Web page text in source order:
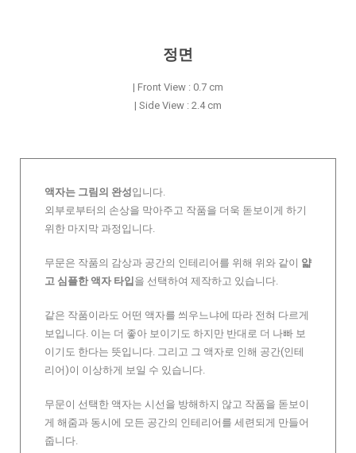
정면
| Front View : 0.7 cm
| Side View : 2.4 cm
액자는 그림의 완성입니다.
외부로부터의 손상을 막아주고 작품을 더욱 돋보이게 하기
위한 마지막 과정입니다.
무문은 작품의 감상과 공간의 인테리어를 위해 위와 같이 얇
고 심플한 액자 타입 을 선택하여 제작하고 있습니다.
같은 작품이라도 어떤 액자를 씌우느냐에 따라 전혀 다르게
보입니다. 이는 더 좋아 보이기도 하지만 반대로 더 나빠 보
이기도 한다는 뜻입니다. 그리고 그 액자로 인해 공간(인테
리어)이 이상하게 보일 수 있습니다.
무문이 선택한 액자는 시선을 방해하지 않고 작품을 돋보이
게 해줌과 동시에 모든 공간의 인테리어를 세련되게 만들어
줍니다.